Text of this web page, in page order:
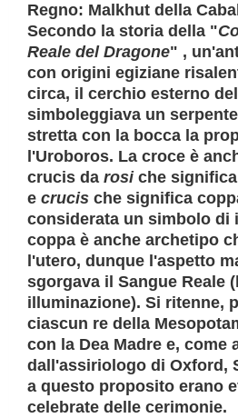
Regno: Malkhut della
Secondo la storia della "
Reale del Dragone" ,
con origini egiziane
circa, il cerchio esterno
simboleggiava un
stretta con la bocca la
l'Uroboros. La croce è
crucis da rosiche significa
e crucis che significa
considerata un simbolo di
coppa è anche archetipo
l'utero, dunque l'aspetto
sgorgava il Sangue Reale
illuminazione). Si ritenne,
ciascun re della
con la Dea Madre e, come
dall'assiriologo di Oxford,
a questo proposito erano
celebrate delle cerimonie.